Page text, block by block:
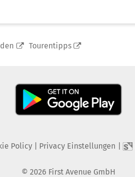
Tourentipps
Policy| Privacy Einstellungen
© 2026 First Avenue GmbH